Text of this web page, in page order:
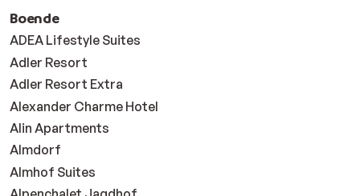
Boende
ADEA Lifestyle Suites
Adler Resort
Adler Resort Extra
Alexander Charme Hotel
Alin Apartments
Almdorf
Almhof Suites